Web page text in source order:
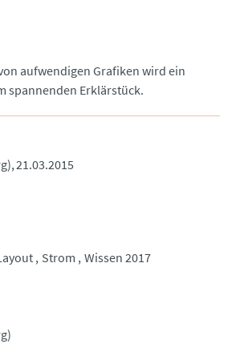
aufwendigen Grafiken wird ein
spannenden Erklärstück.
21.03.2015
Strom Wissen 2017